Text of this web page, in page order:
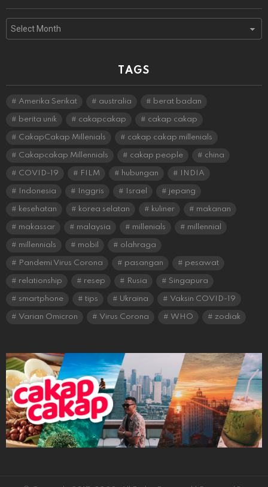
Archives
TAGS
Amerika Serikat australia berat badan
berita unik cakapcakap cakap cakap
CakapCakap Millenials cakap cakap millenials
Cakapcakap Millennials cakap people china
COVID-19 FILM hubungan INDIA
Indonesia Inggris Israel jepang
kesehatan korea selatan kuliner makanan
makassar malaysia millenials millennial
millennials mobil olahraga
Pandemi Virus Corona pasangan pesawat
relationship resep Rusia Singapura
smartphone tips Ukraina Vaksin COVID-19
Varian Omicron Virus Corona WHO zodiak